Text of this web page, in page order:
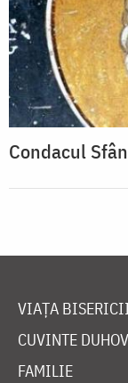
Condacul
VIAȚA
CUVINTE
FAMILIE